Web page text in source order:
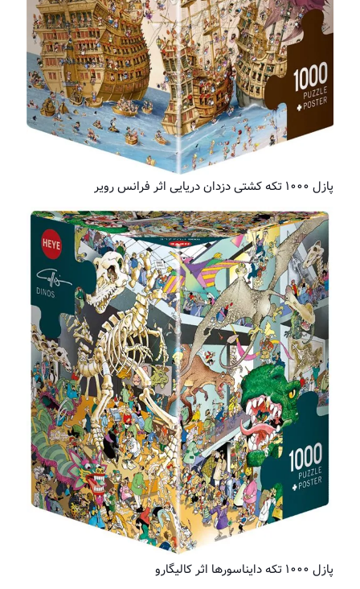
پازل ۱۰۰۰ تکه کشتی دزدان دریایی اثر فرانس رویر
پازل ۱۰۰۰ تکه دایناسورها اثر کالیگارو